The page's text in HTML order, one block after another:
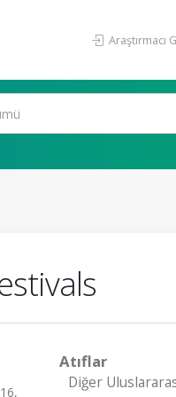
Araştırmacı
Atıflar
Diğer